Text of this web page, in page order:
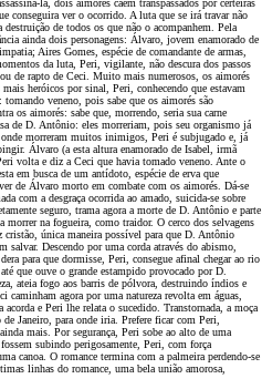
la, dois aimorés caem transpassados por certeiras
conseguira ver o ocorrido. A luta que se irá travar não
de todos os que não o acompanhem. Pela
ainda dois personagens: Álvaro, jovem enamorado de
Aires Gomes, espécie de comandante de armas,
da luta, Peri, vigilante, não descura dos passos
de rapto de Ceci. Muito mais numerosos, os aimorés
heróicos por sinal, Peri, conhecendo que estavam
veneno, pois sabe que os aimorés são
os aimorés: sabe que, morrendo, seria sua carne
de D. Antônio: eles morreriam, pois seu organismo já
morreram muitos inimigos, Peri é subjugado e, já
Álvaro (a esta altura enamorado de Isabel, irmã
volta e diz a Ceci que havia tomado veneno. Ante o
em busca de um antídoto, espécie de erva que
de Álvaro morto em combate com os aimorés. Dá-se
com a desgraça ocorrida ao amado, suicida-se sobre
seguro, trama agora a morte de D. Antônio e parte
morrer na fogueira, como traidor. O cerco dos selvagens
única maneira possível para que D. Antônio
salvar. Descendo por uma corda através do abismo,
para que dormisse, Peri, consegue afinal chegar ao rio
que ouve o grande estampido provocado por D.
ateia fogo aos barris de pólvora, destruindo índios e
caminham agora por uma natureza revolta em águas,
e Peri lhe relata o sucedido. Transtornada, a moça
Janeiro, para onde iria. Prefere ficar com Peri,
mais. Por segurança, Peri sobe ao alto de uma
subindo perigosamente, Peri, com força
canoa. O romance termina com a palmeira perdendo-se
linhas do romance, uma bela união amorosa,